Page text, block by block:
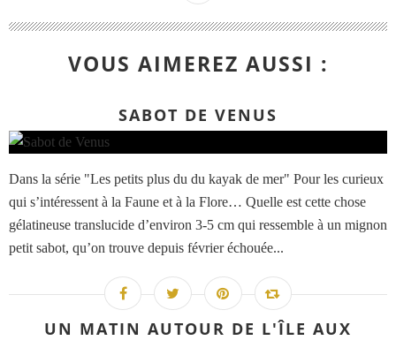
VOUS AIMEREZ AUSSI :
SABOT DE VENUS
Dans la série "Les petits plus du du kayak de mer" Pour les curieux
qui s’intéressent à la Faune et à la Flore… Quelle est cette chose
gélatineuse translucide d’environ 3-5 cm qui ressemble à un mignon
petit sabot, qu’on trouve depuis février échouée...
UN MATIN AUTOUR DE L'ÎLE AUX